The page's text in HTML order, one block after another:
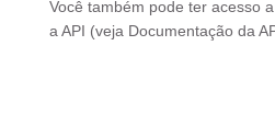
Você também pode ter acesso
a API (veja Documentação da